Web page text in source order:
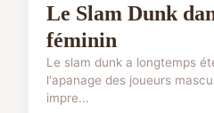
Le Slam Dunk
féminin
Le slam dunk a longtemps
l'apanage des joueurs
impre...